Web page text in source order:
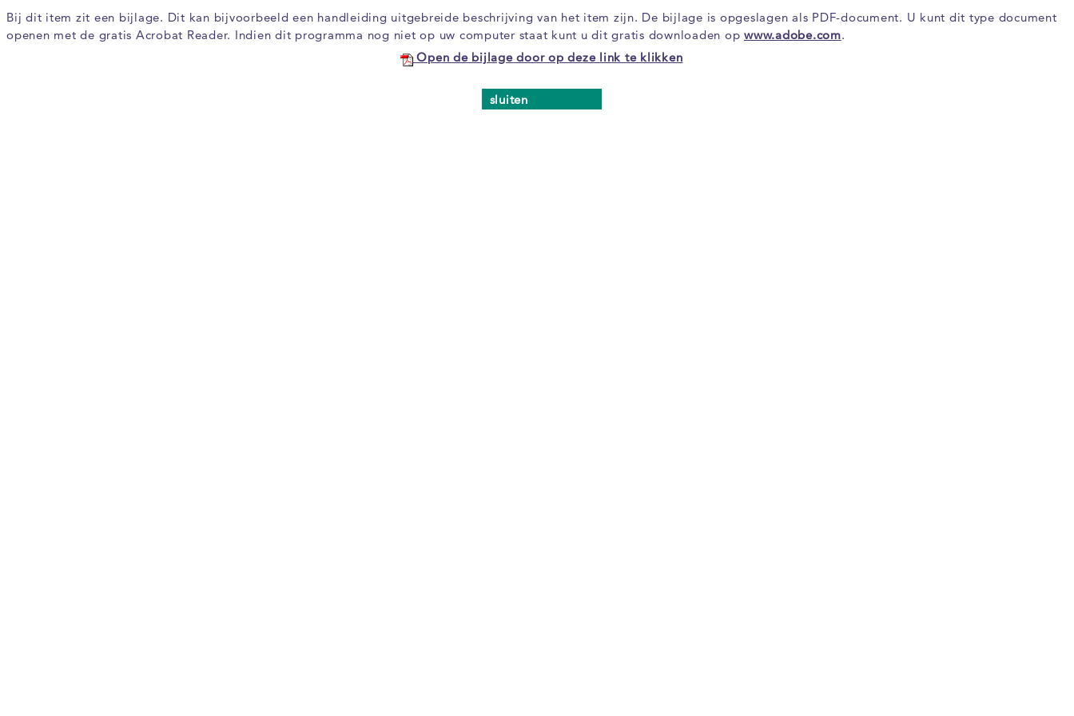
Bij dit item zit een bijlage. Dit kan bijvoorbeeld een handleiding uitgebreide beschrijving van het item zijn. De bijlage is opgeslagen als PDF-document. U kunt dit type document
openen met de gratis Acrobat Reader. Indien dit programma nog niet op uw computer staat kunt u dit gratis downloaden op www.adobe.com.
Open de bijlage door op deze link te klikken
sluiten